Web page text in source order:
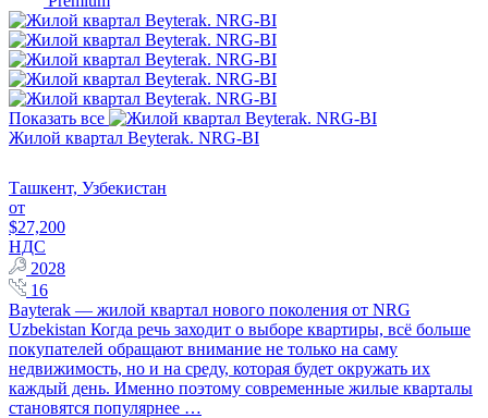
Показать все
Жилой квартал Beyterak. NRG-BI
Ташкент, Узбекистан
от
$27,200
НДС
2028
16
Bayterak — жилой квартал нового поколения от NRG
Uzbekistan Когда речь заходит о выборе квартиры, всё больше
покупателей обращают внимание не только на саму
недвижимость, но и на среду, которая будет окружать их
каждый день. Именно поэтому современные жилые кварталы
становятся популярнее …